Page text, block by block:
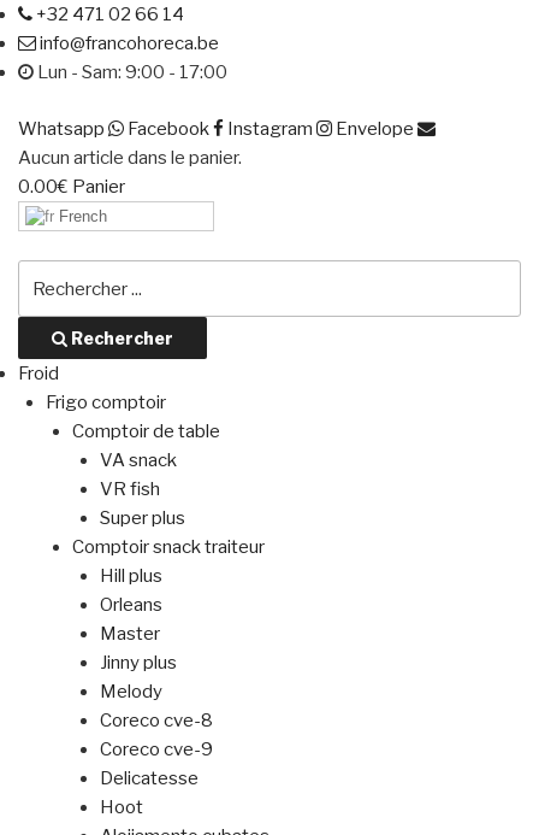
+32 471 02 66 14
info@francohoreca.be
Lun - Sam: 9:00 - 17:00
Whatsapp Facebook Instagram
Envelope
Aucun article dans le panier.
0.00€ Panier
French
Rechercher
Froid
Frigo comptoir
Comptoir de table
VA snack
VR fish
Super plus
Comptoir snack traiteur
Hill plus
Orleans
Master
Jinny plus
Melody
Coreco cve-8
Coreco cve-9
Delicatesse
Hoot